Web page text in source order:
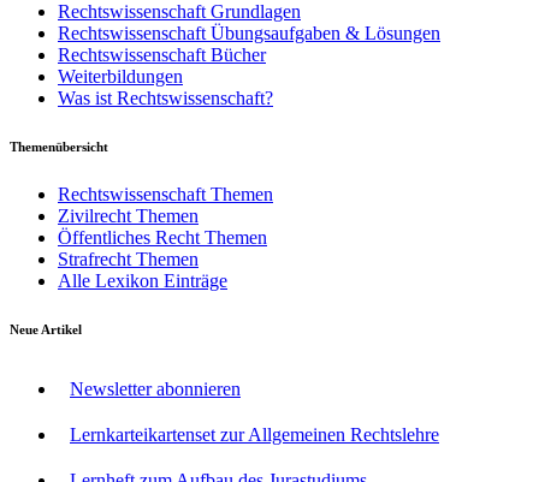
Rechtswissenschaft Grundlagen
Rechtswissenschaft Übungsaufgaben & Lösungen
Rechtswissenschaft Bücher
Weiterbildungen
Was ist Rechtswissenschaft?
Themenübersicht
Rechtswissenschaft Themen
Zivilrecht Themen
Öffentliches Recht Themen
Strafrecht Themen
Alle Lexikon Einträge
Neue Artikel
Newsletter abonnieren
Lernkarteikartenset zur Allgemeinen Rechtslehre